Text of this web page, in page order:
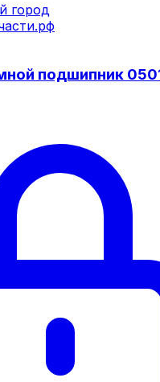
город
подшипник